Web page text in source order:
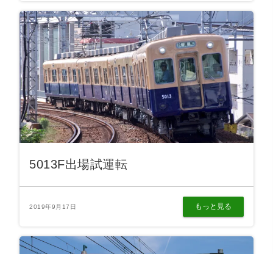
5013F出場試運転
2019年9月17日 もっと見る